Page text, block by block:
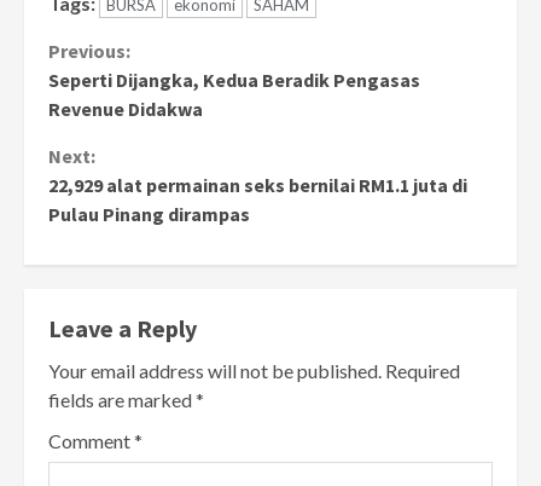
BURSA ekonomi SAHAM
Continue
Reading
Previous:
Seperti Dijangka, Kedua Beradik Pengasas
Revenue Didakwa
Next:
22,929 alat permainan seks bernilai RM1.1 juta di
Pulau Pinang dirampas
Leave a Reply
Your email address will not be published. Required
fields are marked*
Comment*